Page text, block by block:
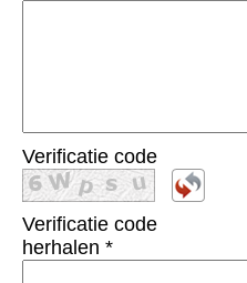
Verificatie code
Verificatie code
herhalen *